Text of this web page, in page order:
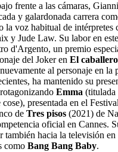
frente a las cámaras,
y galardonada carrera
la voz habitual de intérpretes
y Jude Law. Su labor en
d'Argento, un premio
del Joker en El
al personaje en la
ha mantenido su
Emma (titulada
presentada en el
de Tres pisos (2021) de
oficial en Cannes.
también hacia la televisión en
como Bang Bang Baby.